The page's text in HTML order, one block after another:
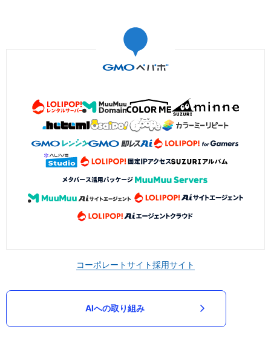
コーポレートサイト採用サイト
AIへの取り組み